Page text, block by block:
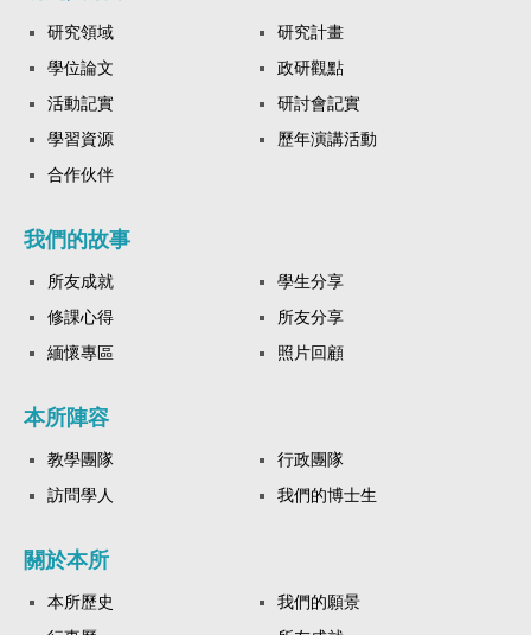
研究領域
研究計畫
學位論文
政研觀點
活動記實
研討會記實
學習資源
歷年演講活動
合作伙伴
我們的故事
所友成就
學生分享
修課心得
所友分享
緬懷專區
照片回顧
本所陣容
教學團隊
行政團隊
訪問學人
我們的博士生
關於本所
本所歷史
我們的願景